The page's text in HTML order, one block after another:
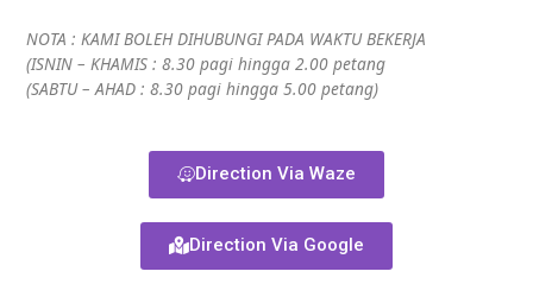
NOTA : KAMI BOLEH DIHUBUNGI PADA WAKTU BEKERJA
(ISNIN – KHAMIS : 8.30 pagi hingga 2.00 petang
(SABTU – AHAD : 8.30 pagi hingga 5.00 petang)
Direction Via Waze
Direction Via Google